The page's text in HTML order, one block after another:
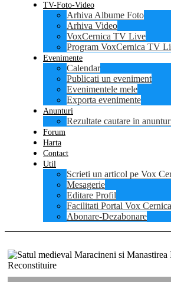
TV-Foto-Video
Arhiva Albume Foto
Arhiva Video
VoxCernica TV Live
Program VoxCernica TV
Evenimente
Calendar
Publicati un eveniment
Evenimentele mele
Exporta evenimente
Anunturi
Rezultate cautare in
Forum
Harta
Contact
Util
Scrieti un articol pe Vox
Mesagerie
Editare Profil
Facilitati Portal Vox Cernica
Abonare-Dezabonare